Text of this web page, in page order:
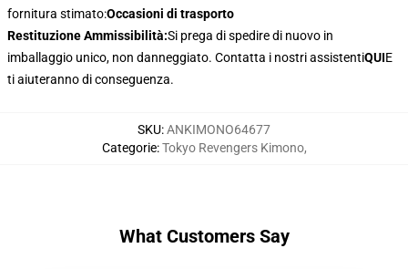
fornitura stimato:Occasioni di trasporto
Restituzione Ammissibilità:Si prega di spedire di nuovo in
imballaggio unico, non danneggiato. Contatta i nostri assistentiQUIE
ti aiuteranno di conseguenza.
SKU:ANKIMONO64677
Categorie:Tokyo Revengers Kimono,
What Customers Say